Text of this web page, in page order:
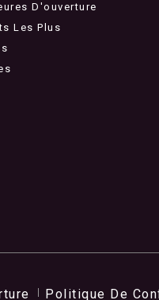
D'ouverture
Les Plus
Politique De